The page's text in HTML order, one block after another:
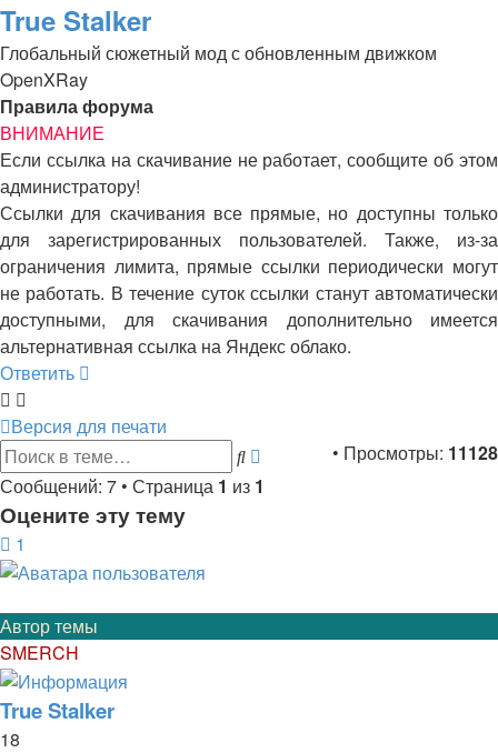
True Stalker
Глобальный сюжетный мод с обновленным движком
OpenXRay
Правила форума
ВНИМАНИЕ
Если ссылка на скачивание не работает, сообщите об этом
администратору!
Ссылки для скачивания все прямые, но доступны только
для зарегистрированных пользователей. Также, из-за
ограничения лимита, прямые ссылки периодически могут
не работать. В течение суток ссылки станут автоматически
доступными, для скачивания дополнительно имеется
альтернативная ссылка на Яндекс облако.
Ответить
Версия для печати
• Просмотры: 11128
ПоискРасширенный
поиск
Сообщений: 7 • Страница 1 из 1
Оцените эту тему
1
Автор темы
SMERCH
True Stalker
18